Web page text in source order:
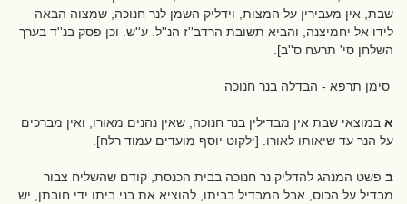
שבת, אין מעבירין על המצות, וידליק השמן לנר חנוכה, שמצוה הבאה
לידו אל יחמיצנה, והביא תשובת הרדב''ז הנ''ל. ע''ש. וכן פסק בנ''ד בערך
השלחן סי' תרעח ס''ב].
סימן תרפא - הבדלה בנר חנוכה
א במוצאי שבת אין מבדילין בנר חנוכה, שאין נהנים מאורו, ואין מברכים
על הנר עד שיאותו לאורו. [ילקוט יוסף מועדים עמוד רלח].
ב פשט המנהג להדליק נר חנוכה בבית הכנסת, קודם שהשליח צבור
מבדיל על הכוס, אבל המבדיל בביתו, להוציא את בני ביתו ידי חובתן, יש